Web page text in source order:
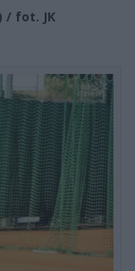
/ fot. JK